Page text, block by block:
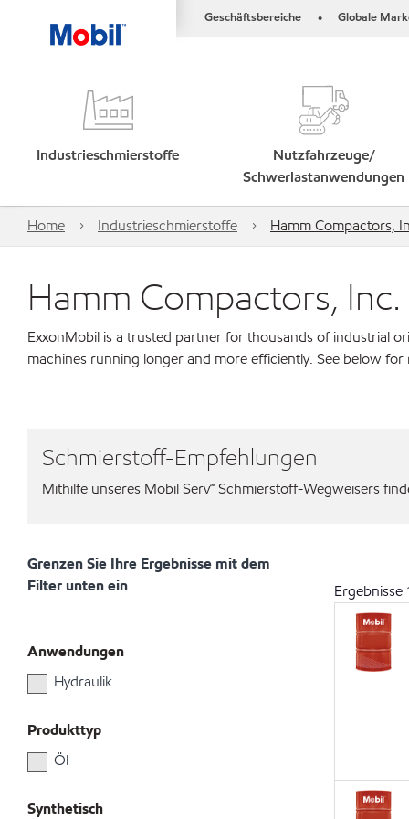
Geschäftsbereiche • Globale
Industrieschmierstoffe
Nutzfahrzeuge/
Schwerlastanwendungen
Home Industrieschmierstoffe Hamm Compactors,
Hamm Compactors,
ExxonMobil is a trusted partner for thousands of industrial
machines running longer and more efficiently. See below
Schmierstoff-Empfehlungen
Mithilfe unseres Mobil Serv℠ Schmierstoff-Wegweisers
Grenzen Sie Ihre Ergebnisse mit dem
Filter unten ein
Anwendungen
Hydraulik
Produkttyp
Öl
Synthetisch
Ergebnisse